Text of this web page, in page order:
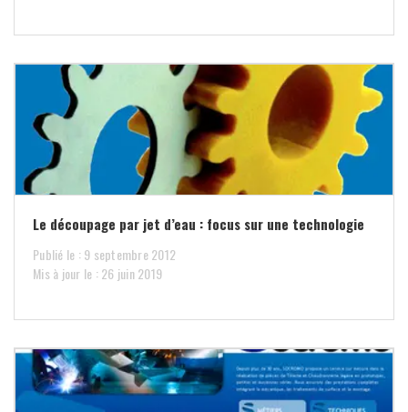
Le découpage par jet d’eau : focus sur une technologie
Publié le : 9 septembre 2012
Mis à jour le : 26 juin 2019